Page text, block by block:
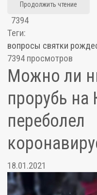
Продолжить чтение
7394
Теги:
вопросы святки
7394 просмотров
Можно ли
прорубь на
переболел
18.01.2021